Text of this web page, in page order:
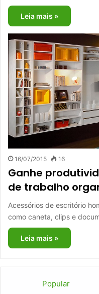
Leia mais »
16/07/2015 16
Ganhe
de trabalho
Acessórios de escritório
como caneta, clips e
Leia mais »
Popular